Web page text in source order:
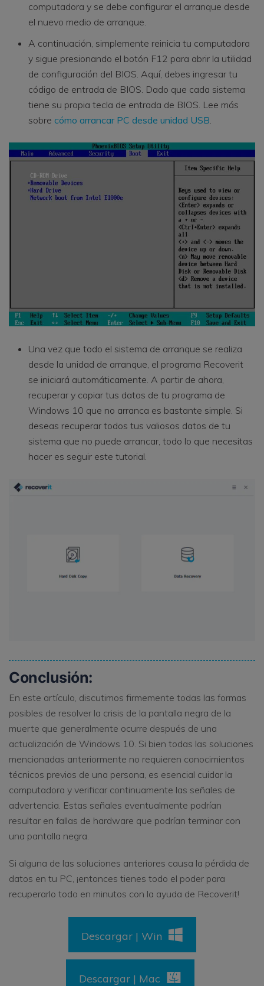
computadora y se debe configurar el arranque desde
el nuevo medio de arranque.
A continuación, simplemente reinicia tu computadora
y sigue presionando el botón F12 para abrir la utilidad
de configuración del BIOS. Aquí, debes ingresar tu
código de entrada de BIOS. Dado que cada sistema
tiene su propia tecla de entrada de BIOS. Lee más
sobre cómo arrancar PC desde unidad USB.
Una vez que todo el sistema de arranque se realiza
desde la unidad de arranque, el programa Recoverit
se iniciará automáticamente. A partir de ahora,
recuperar y copiar tus datos de tu programa de
Windows 10 que no arranca es bastante simple. Si
deseas recuperar todos tus valiosos datos de tu
sistema que no puede arrancar, todo lo que necesitas
hacer es seguir este tutorial.
Conclusión:
En este artículo, discutimos firmemente todas las formas
posibles de resolver la crisis de la pantalla negra de la
muerte que generalmente ocurre después de una
actualización de Windows 10. Si bien todas las soluciones
mencionadas anteriormente no requieren conocimientos
técnicos previos de una persona, es esencial cuidar la
computadora y verificar continuamente las señales de
advertencia. Estas señales eventualmente podrían
resultar en fallas de hardware que podrían terminar con
una pantalla negra.
Si alguna de las soluciones anteriores causa la pérdida de
datos en tu PC, ¡entonces tienes todo el poder para
recuperarlo todo en minutos con la ayuda de Recoverit!
Descargar | Win
Descargar | Mac